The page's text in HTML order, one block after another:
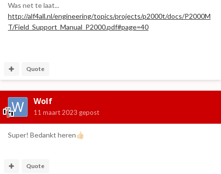
Was net te laat...
http://alf4all.nl/engineering/topics/projects/p2000t/docs/P2000M
T/Field_Support_Manual_P2000.pdf#page=40
Quote
Wolf
11 maart 2023 gepost
Super! Bedankt heren👍🏻
Quote